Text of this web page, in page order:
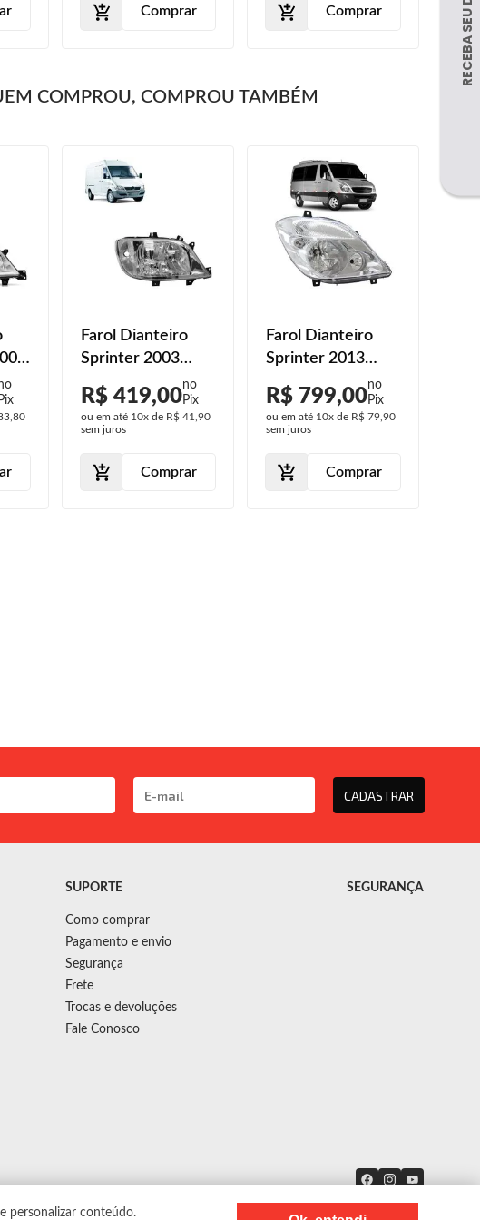
Comprar Comprar
COMPROU, COMPROU TAMBÉM
Farol Dianteiro
Sprinter 2003
2004 2005 2006
2007 2008 2009
2010 2011
R$ 419,00
ou em até 10x de R$ 41,90
sem juros
Comprar
Farol Dianteiro
Sprinter 2013
2014 2015 2016
Máscara Cromada
R$ 799,00
ou em até 10x de R$ 79,90
sem juros
Comprar
CADASTRAR
personalizar conteúdo.
SUPORTE
Como comprar
Pagamento e envio
Segurança
Frete
Trocas e devoluções
Fale Conosco
SEGURANÇA